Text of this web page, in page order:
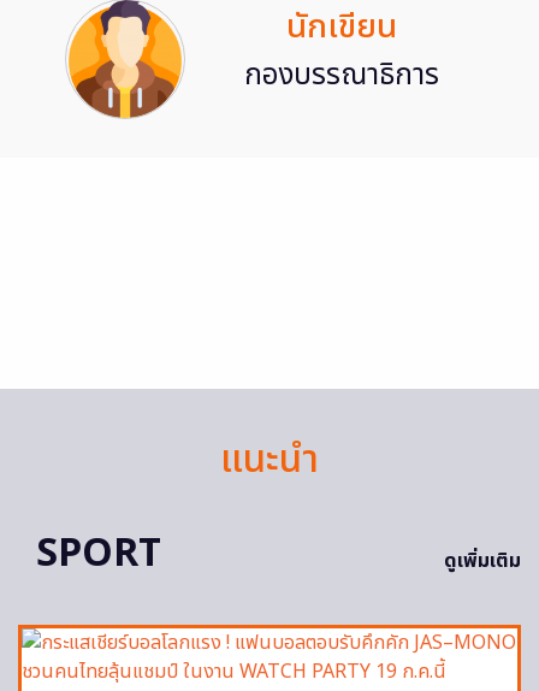
นักเขียน
กองบรรณาธิการ
แนะนำ
SPORT
ดูเพิ่มเติม